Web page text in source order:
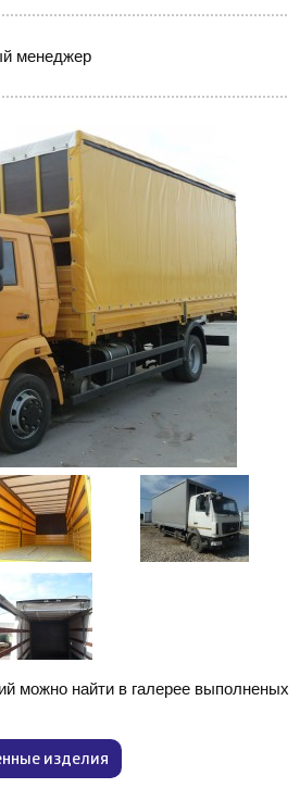
менеджер
можно найти в галерее выполненых
изделия